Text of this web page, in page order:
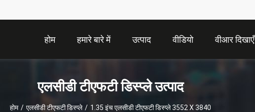
होम हमारे बारे में उत्पाद वीडियो वीआर दिखाएँ
एलसीडी टीएफटी डिस्प्ले उत्पाद
होम / एलसीडी टीएफटी डिस्प्ले / 1.35 इंच एलसीडी टीएफटी डिस्प्ले 3552 X 3840